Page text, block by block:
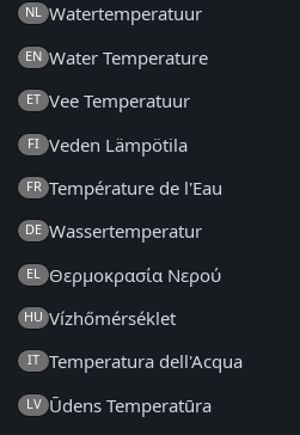
NL Watertemperatuur
EN Water Temperature
ET Vee Temperatuur
FI Veden Lämpötila
FR Température de l'Eau
DE Wassertemperatur
EL Θερμοκρασία Νερού
HU Vízhőmérséklet
IT Temperatura dell'Acqua
LV Ūdens Temperatūra